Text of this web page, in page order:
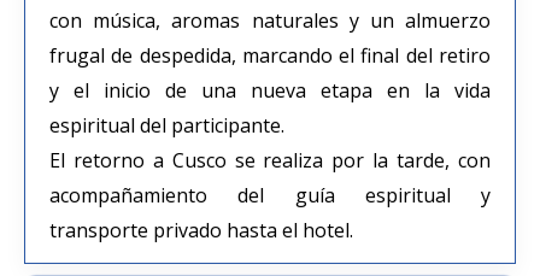
con música, aromas naturales y un almuerzo
frugal de despedida, marcando el final del retiro
y el inicio de una nueva etapa en la vida
espiritual del participante.
El retorno a Cusco se realiza por la tarde, con
acompañamiento del guía espiritual y
transporte privado hasta el hotel.